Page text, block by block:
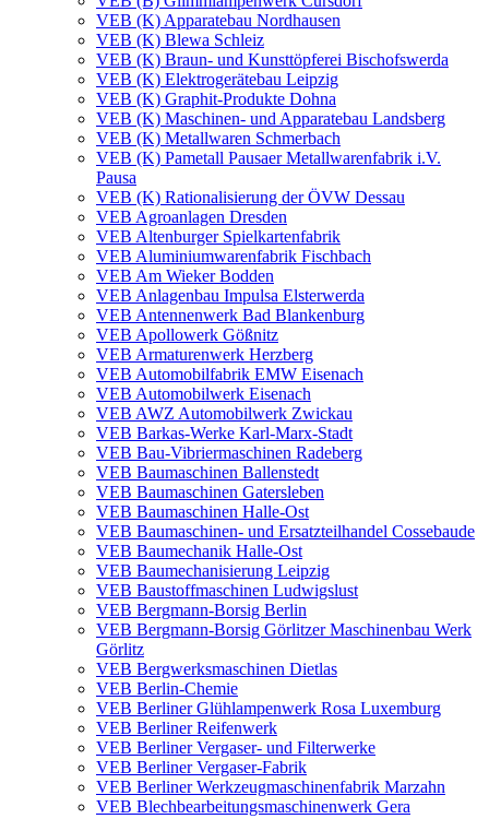
VEB (K) Apparatebau Nordhausen
VEB (K) Blewa Schleiz
VEB (K) Braun- und Kunsttöpferei Bischofswerda
VEB (K) Elektrogerätebau Leipzig
VEB (K) Graphit-Produkte Dohna
VEB (K) Maschinen- und Apparatebau Landsberg
VEB (K) Metallwaren Schmerbach
VEB (K) Pametall Pausaer Metallwarenfabrik i.V.
Pausa
VEB (K) Rationalisierung der ÖVW Dessau
VEB Agroanlagen Dresden
VEB Altenburger Spielkartenfabrik
VEB Aluminiumwarenfabrik Fischbach
VEB Am Wieker Bodden
VEB Anlagenbau Impulsa Elsterwerda
VEB Antennenwerk Bad Blankenburg
VEB Apollowerk Gößnitz
VEB Armaturenwerk Herzberg
VEB Automobilfabrik EMW Eisenach
VEB Automobilwerk Eisenach
VEB AWZ Automobilwerk Zwickau
VEB Barkas-Werke Karl-Marx-Stadt
VEB Bau-Vibriermaschinen Radeberg
VEB Baumaschinen Ballenstedt
VEB Baumaschinen Gatersleben
VEB Baumaschinen Halle-Ost
VEB Baumaschinen- und Ersatzteilhandel Cossebaude
VEB Baumechanik Halle-Ost
VEB Baumechanisierung Leipzig
VEB Baustoffmaschinen Ludwigslust
VEB Bergmann-Borsig Berlin
VEB Bergmann-Borsig Görlitzer Maschinenbau Werk
Görlitz
VEB Bergwerksmaschinen Dietlas
VEB Berlin-Chemie
VEB Berliner Glühlampenwerk Rosa Luxemburg
VEB Berliner Reifenwerk
VEB Berliner Vergaser- und Filterwerke
VEB Berliner Vergaser-Fabrik
VEB Berliner Werkzeugmaschinenfabrik Marzahn
VEB Blechbearbeitungsmaschinenwerk Gera